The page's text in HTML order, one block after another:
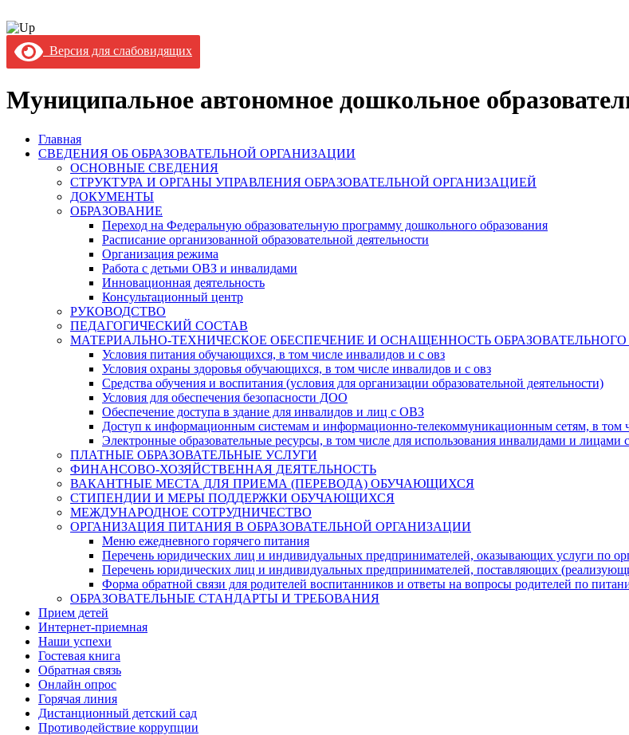
Версия для слабовидящих
Муниципальное автономное дошкольное
Главная
СВЕДЕНИЯ ОБ ОБРАЗОВАТЕЛЬНОЙ ОРГАНИЗАЦИИ
ОСНОВНЫЕ СВЕДЕНИЯ
СТРУКТУРА И ОРГАНЫ УПРАВЛЕНИЯ ОБРАЗОВАТЕЛЬНОЙ ОРГАНИЗАЦИЕЙ
ДОКУМЕНТЫ
ОБРАЗОВАНИЕ
Переход на Федеральную образовательную программу дошкольного образования
Расписание организованной образовательной деятельности
Организация режима
Работа с детьми ОВЗ и инвалидами
Инновационная деятельность
Консультационный центр
РУКОВОДСТВО
ПЕДАГОГИЧЕСКИЙ СОСТАВ
МАТЕРИАЛЬНО-ТЕХНИЧЕСКОЕ ОБЕСПЕЧЕНИЕ И ОСНАЩЕННОСТЬ
Условия питания обучающихся, в том числе инвалидов и с овз
Условия охраны здоровья обучающихся, в том числе инвалидов и с овз
Средства обучения и воспитания (условия для организации образовательной деятельности)
Условия для обеспечения безопасности ДОО
Обеспечение доступа в здание для инвалидов и лиц с ОВЗ
Доступ к информационным системам и информационно-телекоммуникационным сетям, в том
Электронные образовательные ресурсы, в том числе для использования инвалидами и лицами
ПЛАТНЫЕ ОБРАЗОВАТЕЛЬНЫЕ УСЛУГИ
ФИНАНСОВО-ХОЗЯЙСТВЕННАЯ ДЕЯТЕЛЬНОСТЬ
ВАКАНТНЫЕ МЕСТА ДЛЯ ПРИЕМА (ПЕРЕВОДА) ОБУЧАЮЩИХСЯ
СТИПЕНДИИ И МЕРЫ ПОДДЕРЖКИ ОБУЧАЮЩИХСЯ
МЕЖДУНАРОДНОЕ СОТРУДНИЧЕСТВО
ОРГАНИЗАЦИЯ ПИТАНИЯ В ОБРАЗОВАТЕЛЬНОЙ ОРГАНИЗАЦИИ
Меню ежедневного горячего питания
Перечень юридических лиц и индивидуальных предпринимателей, оказывающих услуги по
Перечень юридических лиц и индивидуальных предпринимателей, поставляющих
Форма обратной связи для родителей воспитанников и ответы на вопросы родителей по
ОБРАЗОВАТЕЛЬНЫЕ СТАНДАРТЫ И ТРЕБОВАНИЯ
Прием детей
Интернет-приемная
Наши успехи
Гостевая книга
Обратная связь
Онлайн опрос
Горячая линия
Дистанционный детский сад
Противодействие коррупции